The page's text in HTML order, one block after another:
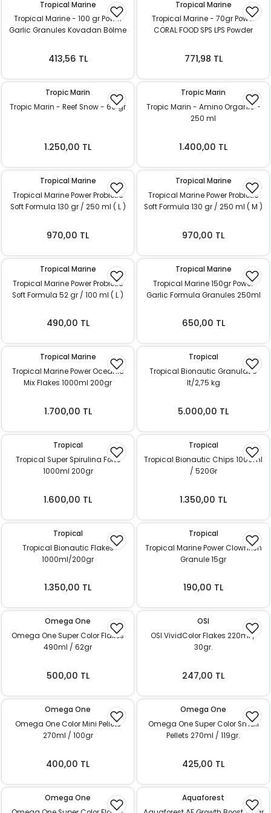
Tropical Marine
Tropical Marine - 100 gr Power
Garlic Granules Kovadan Bölme
413,56 TL
Tropical Marine
Tropical Marine - 70gr Power
CORAL FOOD SPS LPS Powder
771,98 TL
Tropic Marin
Tropic Marin - Reef Snow - 60 gr
1.250,00 TL
Tropic Marin
Tropic Marin - Amino Organic -
250 ml
1.400,00 TL
Tropical Marine
Tropical Marine Power Probiotic
Soft Formula 130 gr / 250 ml ( L )
970,00 TL
Tropical Marine
Tropical Marine Power Probiotic
Soft Formula 130 gr / 250 ml ( M )
970,00 TL
Tropical Marine
Tropical Marine Power Probiotic
Soft Formula 52 gr / 100 ml ( L )
490,00 TL
Tropical Marine
Tropical Marine 150gr Power
Garlic Formula Granules 250ml
650,00 TL
Tropical Marine
Tropical Marine Power Oceanic
Mix Flakes 1000ml 200gr
1.700,00 TL
Tropical
Tropical Bionautic Granulat 5
lt/2,75 kg
5.000,00 TL
Tropical
Tropical Super Spirulina Forte
1000ml 200gr
1.600,00 TL
Tropical
Tropical Bionautic Chips 1000ml
/ 520Gr
1.350,00 TL
Tropical
Tropical Bionautic Flakes
1000ml/200gr
1.350,00 TL
Tropical
Tropical Marine Power Clownfish
Granule 15gr
190,00 TL
Omega One
Omega One Super Color Flakes
490ml / 62gr
500,00 TL
OSI
OSI VividColor Flakes 220ml /
30gr.
247,00 TL
Omega One
Omega One Color Mini Pellets
270ml / 100gr
400,00 TL
Omega One
Omega One Super Color Small
Pellets 270ml / 119gr.
425,00 TL
Omega One
Aquaforest